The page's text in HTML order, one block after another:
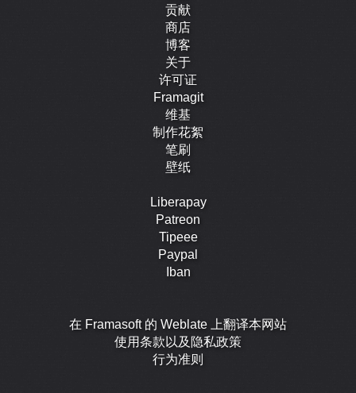
贡献
商店
博客
关于
许可证
Framagit
维基
制作花絮
笔刷
壁纸
Liberapay
Patreon
Tipeee
Paypal
Iban
在 Framasoft 的 Weblate 上翻译本网站
使用条款以及隐私政策
行为准则